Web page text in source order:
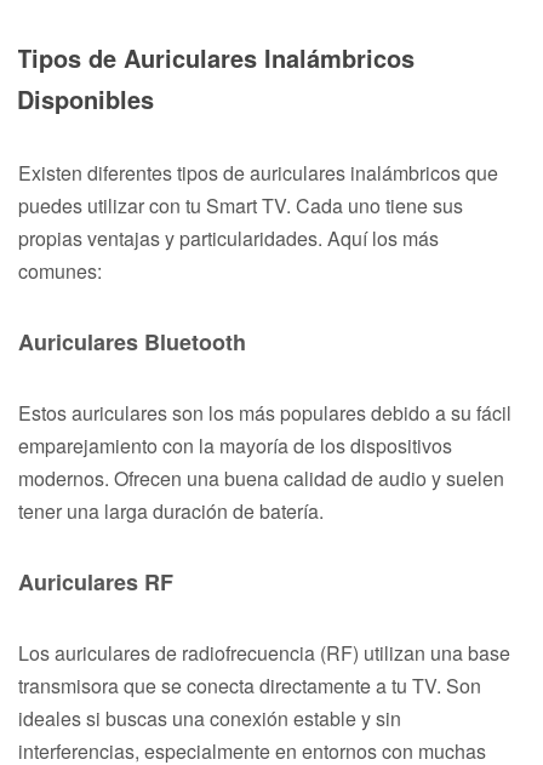
Tipos de Auriculares Inalámbricos
Disponibles
Existen diferentes tipos de auriculares inalámbricos que
puedes utilizar con tu Smart TV. Cada uno tiene sus
propias ventajas y particularidades. Aquí los más
comunes:
Auriculares Bluetooth
Estos auriculares son los más populares debido a su fácil
emparejamiento con la mayoría de los dispositivos
modernos. Ofrecen una buena calidad de audio y suelen
tener una larga duración de batería.
Auriculares RF
Los auriculares de radiofrecuencia (RF) utilizan una base
transmisora que se conecta directamente a tu TV. Son
ideales si buscas una conexión estable y sin
interferencias, especialmente en entornos con muchas